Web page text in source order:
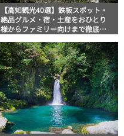
【高知観光40選】鉄板スポット・
絶品グルメ・宿・土産をおひとり
様からファミリー向けまで徹底解